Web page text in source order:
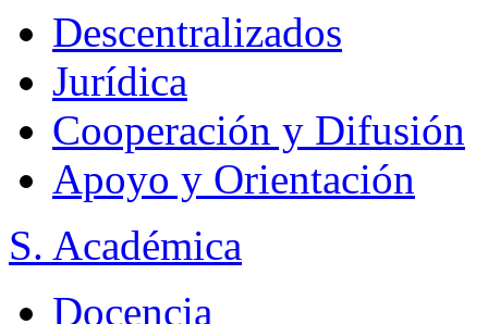
Descentralizados
Jurídica
Cooperación y Difusión
Apoyo y Orientación
S. Académica
Docencia